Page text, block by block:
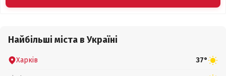
Найбільші міста в Україні
Харків 37°